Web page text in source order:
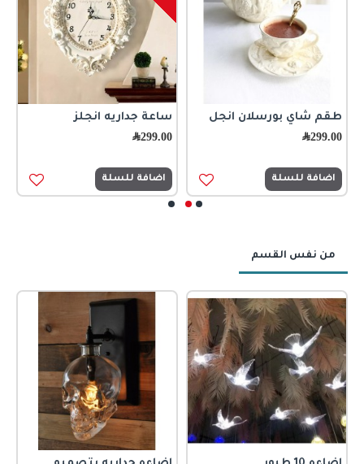
طقم شاي بورسلان انجل
299.00﷼
اضافة للسلة
ساعة جداريه انجلز
299.00﷼
اضافة للسلة
من نفس القسم